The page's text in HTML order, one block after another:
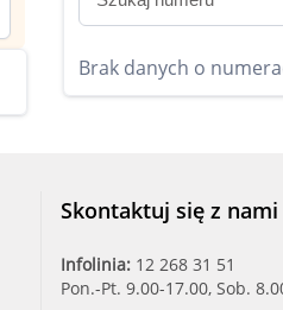
Brak danych o
Skontaktuj się z nami
Infolinia: 12 268 31 51
Pon.-Pt. 9.00-17.00, Sob.